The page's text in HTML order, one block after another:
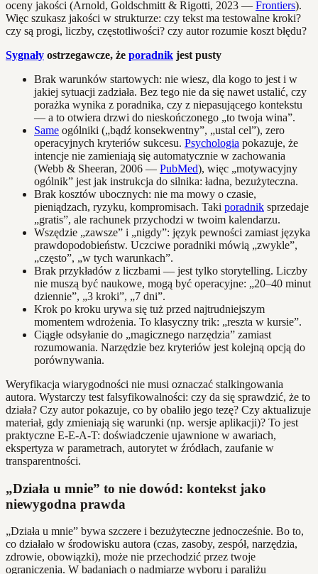
oceny jakości (Arnold, Goldschmitt & Rigotti, 2023 — Frontiers).
Więc szukasz jakości w strukturze: czy tekst ma testowalne kroki?
czy są progi, liczby, częstotliwości? czy autor rozumie koszt błędu?
Sygnały ostrzegawcze, że poradnik jest pusty
Brak warunków startowych: nie wiesz, dla kogo to jest i w
jakiej sytuacji zadziała. Bez tego nie da się nawet ustalić, czy
porażka wynika z poradnika, czy z niepasującego kontekstu
— a to otwiera drzwi do nieskończonego „to twoja wina”.
Same ogólniki („bądź konsekwentny”, „ustal cel”), zero
operacyjnych kryteriów sukcesu. Psychologia pokazuje, że
intencje nie zamieniają się automatycznie w zachowania
(Webb & Sheeran, 2006 — PubMed), więc „motywacyjny
ogólnik” jest jak instrukcja do silnika: ładna, bezużyteczna.
Brak kosztów ubocznych: nie ma mowy o czasie,
pieniądzach, ryzyku, kompromisach. Taki poradnik sprzedaje
„gratis”, ale rachunek przychodzi w twoim kalendarzu.
Wszędzie „zawsze” i „nigdy”: język pewności zamiast języka
prawdopodobieństw. Uczciwe poradniki mówią „zwykle”,
„często”, „w tych warunkach”.
Brak przykładów z liczbami — jest tylko storytelling. Liczby
nie muszą być naukowe, mogą być operacyjne: „20–40 minut
dziennie”, „3 kroki”, „7 dni”.
Krok po kroku urywa się tuż przed najtrudniejszym
momentem wdrożenia. To klasyczny trik: „reszta w kursie”.
Ciągłe odsyłanie do „magicznego narzędzia” zamiast
rozumowania. Narzędzie bez kryteriów jest kolejną opcją do
porównywania.
Weryfikacja wiarygodności nie musi oznaczać stalkingowania
autora. Wystarczy test falsyfikowalności: czy da się sprawdzić, że to
działa? Czy autor pokazuje, co by obaliło jego tezę? Czy aktualizuje
materiał, gdy zmieniają się warunki (np. wersje aplikacji)? To jest
praktyczne E‑E‑A‑T: doświadczenie ujawnione w awariach,
ekspertyza w parametrach, autorytet w źródłach, zaufanie w
transparentności.
„Działa u mnie” to nie dowód: kontekst jako
niewygodna prawda
„Działa u mnie” bywa szczere i bezużyteczne jednocześnie. Bo to,
co działało w środowisku autora (czas, zasoby, zespół, narzędzia,
zdrowie, obowiązki), może nie przechodzić przez twoje
ograniczenia. W badaniach o nadmiarze wyboru i paraliżu